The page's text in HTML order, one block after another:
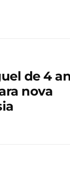
de 4
nova